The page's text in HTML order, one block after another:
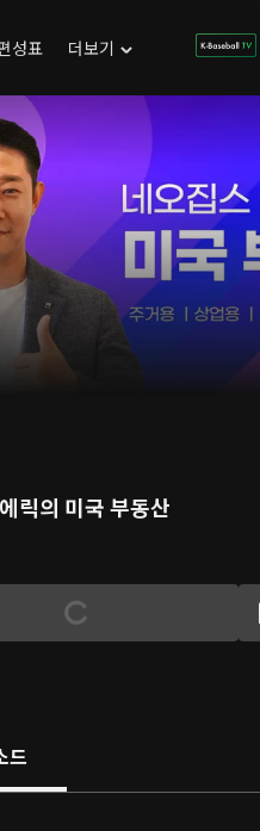
성표 더보기
릭의 미국 부동산
드